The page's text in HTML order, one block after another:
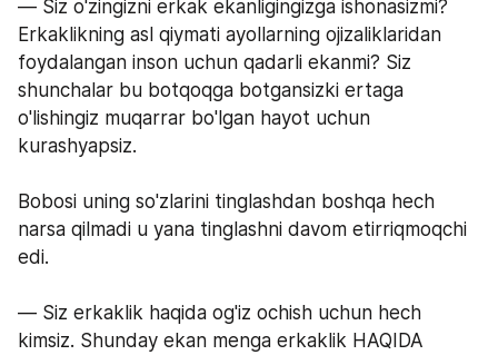
— Siz o'zingizni erkak ekanligingizga ishonasizmi?
Erkaklikning asl qiymati ayollarning ojizaliklaridan
foydalangan inson uchun qadarli ekanmi? Siz
shunchalar bu botqoqga botgansizki ertaga
o'lishingiz muqarrar bo'lgan hayot uchun
kurashyapsiz.
Bobosi uning so'zlarini tinglashdan boshqa hech
narsa qilmadi u yana tinglashni davom etirriqmoqchi
edi.
— Siz erkaklik haqida og'iz ochish uchun hech
kimsiz. Shunday ekan menga erkaklik HAQIDA